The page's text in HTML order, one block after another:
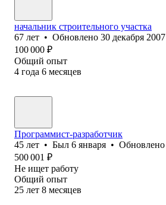
начальник строительного участка
67 лет • Обновлено 30 декабря 2007
100 000 ₽
Общий опыт
4 года 6 месяцев
Программист-разработчик
45 лет • Был 6 января • Обновлено
500 001 ₽
Не ищет работу
Общий опыт
25 лет 8 месяцев